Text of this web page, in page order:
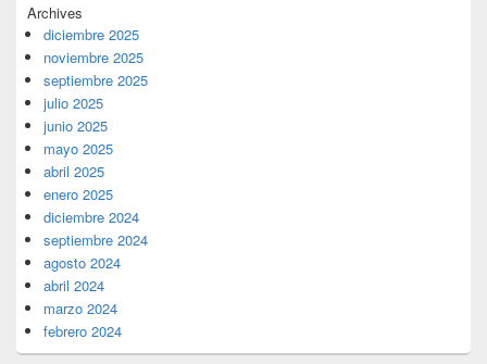
Archives
diciembre 2025
noviembre 2025
septiembre 2025
julio 2025
junio 2025
mayo 2025
abril 2025
enero 2025
diciembre 2024
septiembre 2024
agosto 2024
abril 2024
marzo 2024
febrero 2024